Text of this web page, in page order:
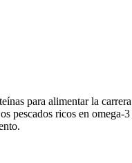
para alimentar la
pescados ricos en